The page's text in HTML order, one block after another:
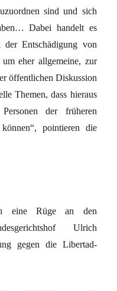
sind und sich
Dabei handelt es
Entschädigung von
eher allgemeine, zur
öffentlichen Diskussion
Themen, dass hieraus
der früheren
pointieren die
eine Rüge an den
Ulrich
gegen die Libertad-